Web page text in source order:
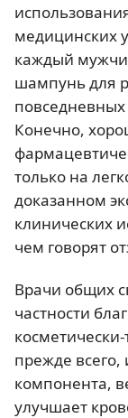
медицинских
каждый
шампунь для
повседневных
Конечно,
только на
доказанном
клинических
чем говорят
Врачи общих
частности
прежде всего,
компонента,
улучшает